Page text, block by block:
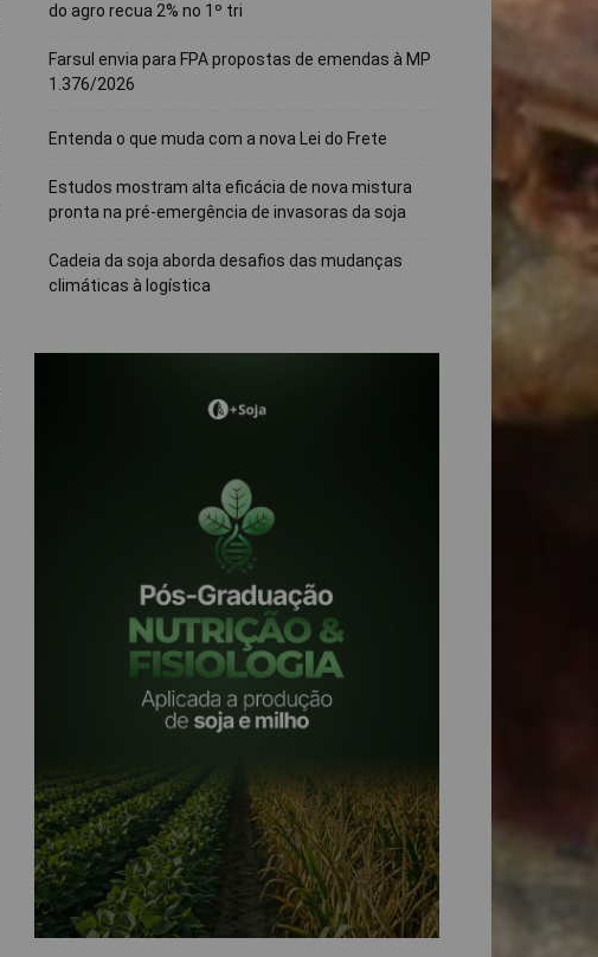
do agro recua 2% no 1º tri
Farsul envia para FPA propostas de emendas à MP
1.376/2026
Entenda o que muda com a nova Lei do Frete
Estudos mostram alta eficácia de nova mistura
pronta na pré-emergência de invasoras da soja
Cadeia da soja aborda desafios das mudanças
climáticas à logística